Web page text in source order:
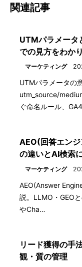
関連記事
UTMパラメータ
での見方をわか
マーケティング
UTMパラメータの
utm_source/
ぐ命名ルール、
AEO(回答エン
の違いとAI検索
マーケティング
AEO(Answer
説。LLMO・GEO
やCha…
リード獲得の手
観・質の管理